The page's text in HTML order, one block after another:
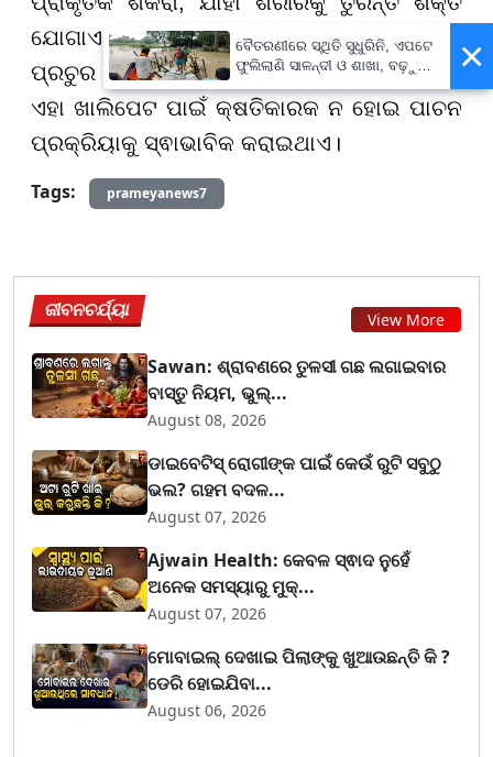
ଯୋଗାଏ ହେଲେ ଶରୀର କ୍ଷତି କରେ ନାହିଁ। ଏଥିରେ
ପ୍ରଚୁର ପରିମାଣର ତତ୍ତ୍ବ ବା ଫାଇବର ରହିଛି।
ଏହା ଖାଲିପେଟ ପାଇଁ କ୍ଷତିକାରକ ନ ହୋଇ ପାଚନ
ପ୍ରକ୍ରିୟାକୁ ସ୍ଵାଭାବିକ କରାଇଥାଏ।
Tags:
prameyanews7
ଜୀବନଚର୍ଯ୍ୟା View More
Sawan: ଶ୍ରାବଣରେ ତୁଳସୀ ଗଛ ଲଗାଇବାର
ବାସ୍ତୁ ନିୟମ, ଭୁଲ୍...
August 08, 2026
ଡାଇବେଟିସ୍ ରୋଗୀଙ୍କ ପାଇଁ କେଉଁ ରୁଟି ସବୁଠୁ
ଭଲ? ଗହମ ବଦଳ...
August 07, 2026
Ajwain Health: କେବଳ ସ୍ଵାଦ ନୁହେଁ
ଅନେକ ସମସ୍ୟାରୁ ମୁକ୍...
August 07, 2026
ମୋବାଇଲ୍ ଦେଖାଇ ପିଲାଙ୍କୁ ଖୁଆଉଛନ୍ତି କି ?
ଡେରି ହୋଇଯିବା...
August 06, 2026
×
ବୈତରଣୀରେ ସ୍ଥିତି ସୁଧୁରିନି, ଏପଟେ
ଫୁଲିଲାଣି ସାଳନ୍ଦୀ ଓ ଶାଖା, ବଢ଼ୁଛି